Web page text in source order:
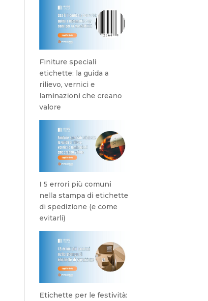
Finiture speciali
etichette: la guida a
rilievo, vernici e
laminazioni che creano
valore
I 5 errori più comuni
nella stampa di etichette
di spedizione (e come
evitarli)
Etichette per le festività: